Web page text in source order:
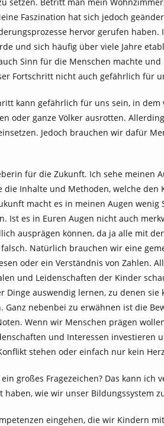
Faszination hat sich jedoch
hervor gerufen haben.
und sich häufig über viele Jahre
Sinn für die Menschen machte
Fortschritt nicht auch gefährlich für
kann gefährlich für uns sein, in
oder ganze Völker ausrotten.
Jedoch brauchen wir dafür
für die Zukunft. Ich sehe meinen
die Inhalte und Methoden, welche
macht es in meinen Augen wenig
Ist es in Euren Augen nicht auch
ausprägen können, da ja alle mit
Natürlich brauchen wir eine
oder ein Verständnis von Zahlen.
und Leidenschaften der Kinder
Dinge auswendig lernen, zu denen sie
nebenbei zu erwähnen ist die
Wenn wir Menschen prägen
und Interessen investieren
stehen oder einfach nur kein
großes Fragezeichen? Das kann ich
wie wir unser Bildungssystem
eingehen, die wir Kindern